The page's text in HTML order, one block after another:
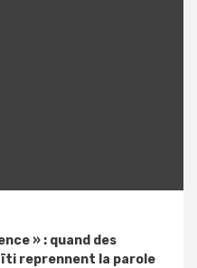
» : quand des
reprennent la parole